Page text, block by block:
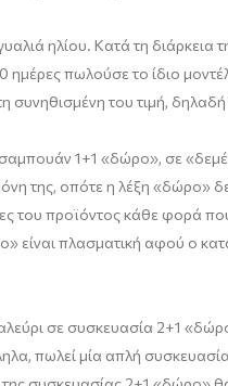
ηλίου. Κατά τη διάρκεια
ημέρες πωλούσε το ίδιο
συνηθισμένη του τιμή,
1+1 «δώρο», σε
της, οπότε η λέξη «δώρο»
του προϊόντος κάθε φορά
είναι πλασματική αφού ο
σε συσκευασία 2+1
πωλεί μία απλή συσκευασία